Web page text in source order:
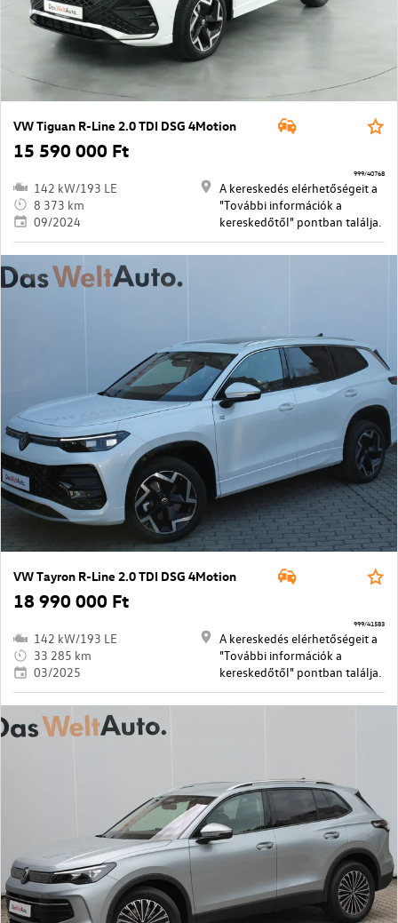
VW Tiguan R-Line 2.0 TDI DSG 4Motion
15 590 000 Ft
142 kW/193 LE
8 373 km
09/2024
A kereskedés elérhetőségeit a
"További információk a
kereskedőtől" pontban találja.
999/40768
VW Tayron R-Line 2.0 TDI DSG 4Motion
18 990 000 Ft
142 kW/193 LE
33 285 km
03/2025
A kereskedés elérhetőségeit a
"További információk a
kereskedőtől" pontban találja.
999/41583